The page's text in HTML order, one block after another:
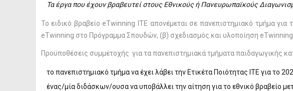
Τα έργα που έχουν βραβευτεί στους Εθνικούς ή Πανευρωπαϊκούς
Το ειδικό βραβείο eTwinning ITE απονέμεται σε πανεπιστημιακό τμήμα
eTwinning στο Πρόγραμμα Σπουδών, (β) σχεδιασμός και υλοποίηση
Προϋποθέσεις συμμετοχής για τα πανεπιστημιακά τμήματα παιδαγωγικής
το πανεπιστημιακό τμήμα να έχει λάβει την Ετικέτα Ποιότητας ΙΤΕ για το
ένας/μία διδάσκων/ουσα να υποβάλλει την αίτηση για το εθνικό βραβείο